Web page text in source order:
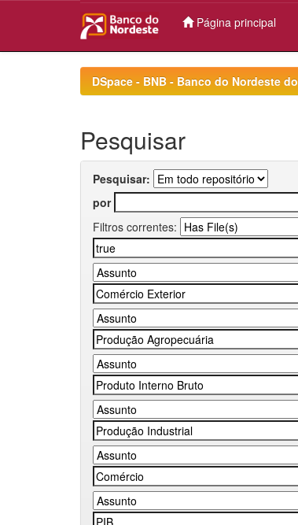
Página principal
DSpace - BNB - Banco do Nordeste
Pesquisar
Pesquisar:
por
Filtros correntes: